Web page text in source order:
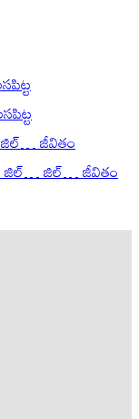
జీవితం
జిల్… జిల్… జీవితం